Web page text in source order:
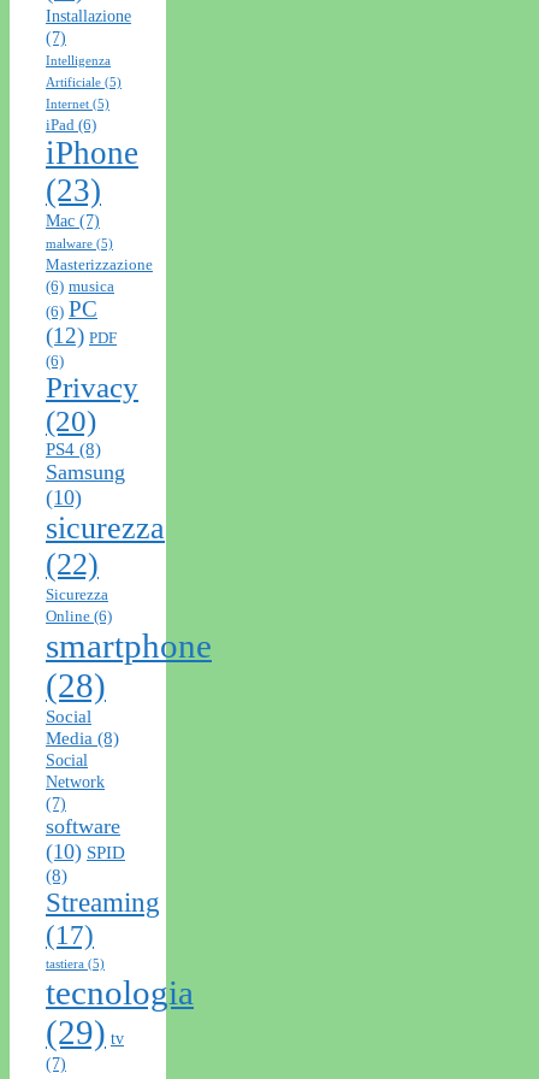
Installazione
(7)
Intelligenza
Artificiale (5)
Internet (5)
iPad (6)
iPhone
(23)
Mac (7)
malware (5)
Masterizzazione
(6) musica
(6) PC
(12) PDF
(6)
Privacy
(20)
PS4 (8)
Samsung
(10)
sicurezza
(22)
Sicurezza
Online (6)
smartphone
(28)
Social
Media (8)
Social
Network
(7)
software
(10) SPID
(8)
Streaming
(17)
tastiera (5)
tecnologia
(29) tv
(7)